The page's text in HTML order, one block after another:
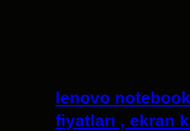
lenovo
fiyatları , ekran